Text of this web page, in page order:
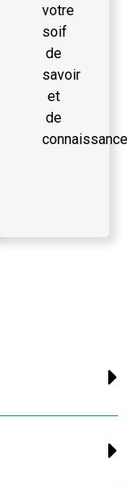
votre
soif
de
savoir
et
de